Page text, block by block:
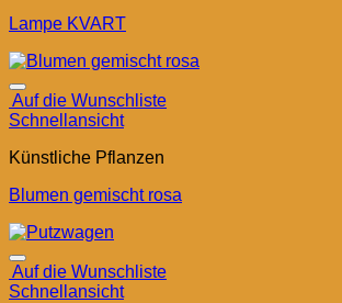
Lampe KVART
Auf die Wunschliste
Schnellansicht
Künstliche Pflanzen
Blumen gemischt rosa
Auf die Wunschliste
Schnellansicht